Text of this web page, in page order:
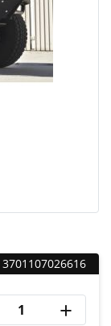
3701107026616
+